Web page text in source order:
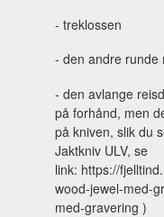
- treklossen
- den andre runde
- den avlange
på forhånd, men
på kniven, slik du
Jaktkniv ULV, se
link: https://
wood-jewel-med-
med-gravering )